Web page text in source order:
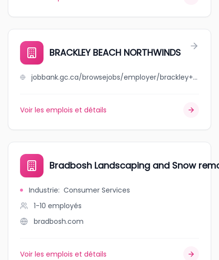
BRACKLEY BEACH NORTHWINDS
jobbank.gc.ca/browsejobs/employer/brackley+beach+northwinds/ca
Voir les emplois et détails
Bradbosh Landscaping and Snow
Industrie: Consumer Services
1-10 employés
bradbosh.com
Voir les emplois et détails